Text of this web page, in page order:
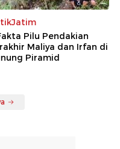
Pilu Pendakian
Maliya dan Irfan di
Piramid